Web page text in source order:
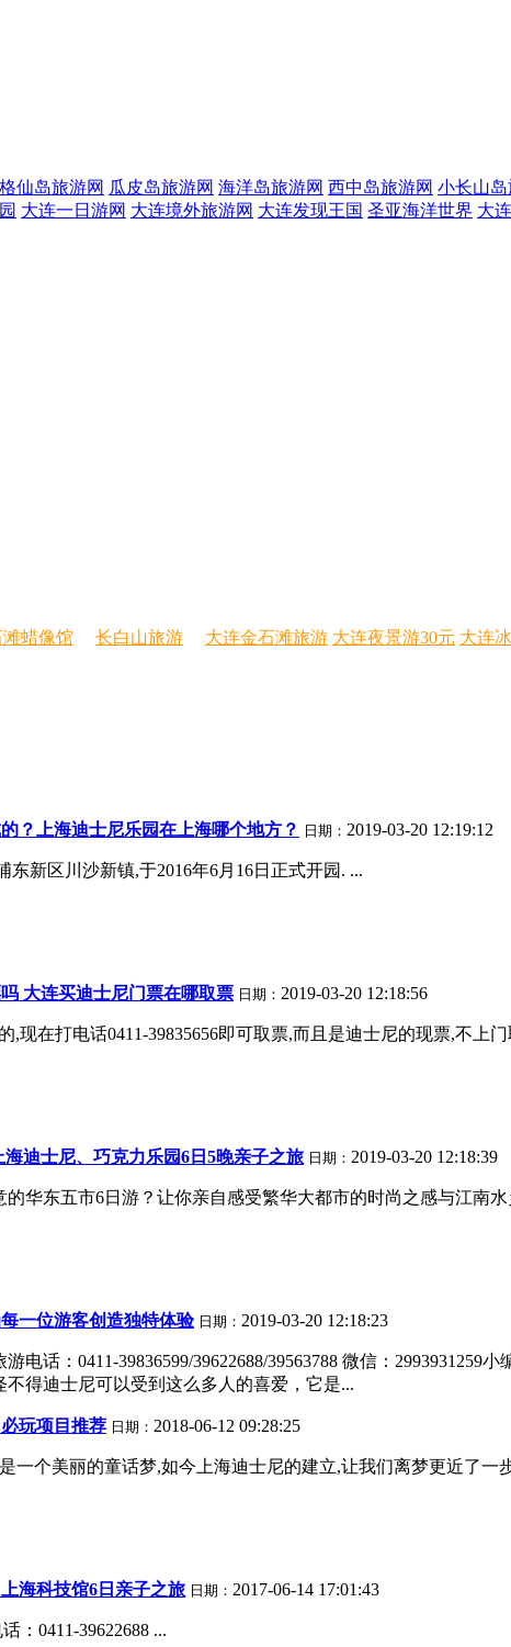
格仙岛旅游网 瓜皮岛旅游网 海洋岛旅游网 西中岛旅游网 小长山岛
大连一日游网 大连境外旅游网 大连发现王国 圣亚海洋世界 大
蜡像馆 长白山旅游 大连金石滩旅游 大连夜景游30元 大连
？上海迪士尼乐园在上海哪个地方？ 日期： 2019-03-20 12:19:12
新区川沙新镇,于2016年6月16日正式开园. ...
大连买迪士尼门票在哪取票 日期： 2019-03-20 12:18:56
,现在打电话0411-39835656即可取票,而且是迪士尼的现票,不上
迪士尼、巧克力乐园6日5晚亲子之旅 日期： 2019-03-20 12:18:39
华东五市6日游？让你亲自感受繁华大都市的时尚之感与江南
一位游客创造独特体验 日期： 2019-03-20 12:18:23
话：0411-39836599/39622688/39563788 微信：2993931259
得迪士尼可以受到这么多人的喜爱，它是...
玩项目推荐 日期： 2018-06-12 09:28:25
一个美丽的童话梦,如今上海迪士尼的建立,让我们离梦更近了一
海科技馆6日亲子之旅 日期： 2017-06-14 17:01:43
：0411-39622688 ...